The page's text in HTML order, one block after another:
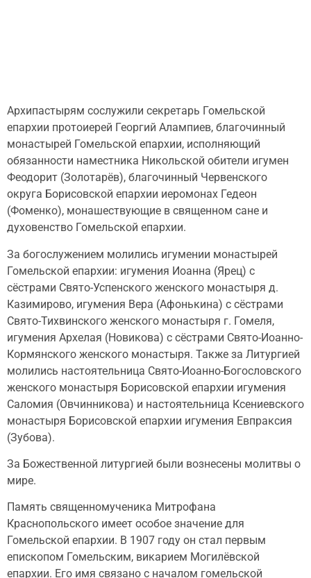
Архипастырям сослужили секретарь Гомельской
епархии протоиерей Георгий Алампиев, благочинный
монастырей Гомельской епархии, исполняющий
обязанности наместника Никольской обители игумен
Феодорит (Золотарёв), благочинный Червенского
округа Борисовской епархии иеромонах Гедеон
(Фоменко), монашествующие в священном сане и
духовенство Гомельской епархии.
За богослужением молились игумении монастырей
Гомельской епархии: игумения Иоанна (Ярец) с
сёстрами Свято-Успенского женского монастыря д.
Казимирово, игумения Вера (Афонькина) с сёстрами
Свято-Тихвинского женского монастыря г. Гомеля,
игумения Архелая (Новикова) с сёстрами Свято-Иоанно-
Кормянского женского монастыря. Также за Литургией
молились настоятельница Свято-Иоанно-Богословского
женского монастыря Борисовской епархии игумения
Саломия (Овчинникова) и настоятельница Ксениевского
монастыря Борисовской епархии игумения Евпраксия
(Зубова).
За Божественной литургией были вознесены молитвы о
мире.
Память священномученика Митрофана
Краснопольского имеет особое значение для
Гомельской епархии. В 1907 году он стал первым
епископом Гомельским, викарием Могилёвской
епархии. Его имя связано с началом гомельской